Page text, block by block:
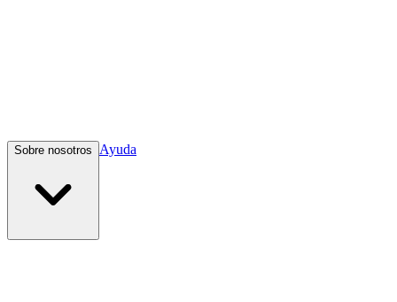
Sobre nosotros Ayuda